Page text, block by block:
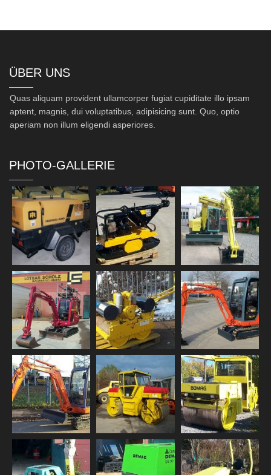
ÜBER UNS
Quas aliquam provident ullamcorper fugiat cupiditate illo ipsam
aptent, magnis, dui voluptatibus, adipisicing sunt. Quo, optio
aperiam non illum eligendi asperiores.
PHOTO-GALLERIE